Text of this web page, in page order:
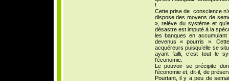
!
Cette prise de conscience
dispose des moyens de
», relève du système et
désastre est imputé à la
les banques en
devenus « pourris ».
acquéreurs puisqu’elle se
ayant failli, c’est tout le
l’économie.
Le pouvoir se précipite
l’économie et, dit-il, de
Pourtant, il y a peu de